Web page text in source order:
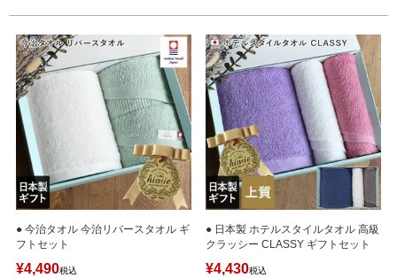
● 今治タオル 今治リバースタオル ギ
フトセット
¥4,490税込
● 日本製 ホテルスタイルタオル 高級
クラッシー CLASSY ギフトセット
¥4,430税込